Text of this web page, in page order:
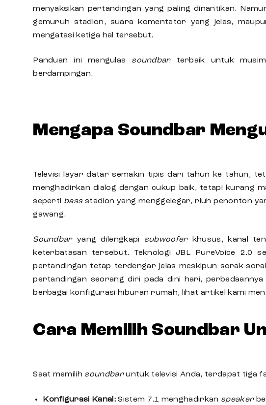
menyaksikan pertandingan yang paling dinantikan.
gemuruh stadion, suara komentator yang jelas,
mengatasi ketiga hal tersebut.
Panduan ini mengulas soundbarterbaik untuk
berdampingan.
Mengapa Soundbar
Televisi layar datar semakin tipis dari tahun ke tahun,
menghadirkan dialog dengan cukup baik, tetapi kurang
seperti bass stadion yang menggelegar, riuh penonton
gawang.
Soundbar yang dilengkapi subwooferkhusus, kanal
keterbatasan tersebut. Teknologi JBL PureVoice 2.0
pertandingan tetap terdengar jelas meskipun sorak-
pertandingan seorang diri pada dini hari,
berbagai konfigurasi hiburan rumah, lihat artikel kami
Cara Memilih Soundbar
Saat memilih soundbar untuk televisiAnda, terdapat tiga
Konfigurasi Kanal :Sistem 7.1 menghadirkan speaker